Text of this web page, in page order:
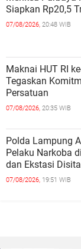
Siapkan Rp20,5
07/08/2026, 20:48 WIB
Maknai HUT RI
Tegaskan
Persatuan
07/08/2026, 20:35 WIB
Polda Lampung
Pelaku Narkoba
dan Ekstasi Disita
07/08/2026, 19:51 WIB